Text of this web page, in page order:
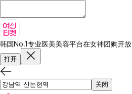
韩国No.1专业医美美容平台在女神团购开放
打开
关闭